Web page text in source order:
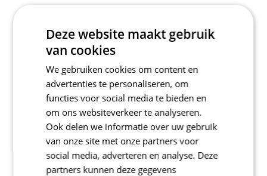
Deze website maakt gebruik
van cookies
We gebruiken cookies om content en
advertenties te personaliseren, om
functies voor social media te bieden en
om ons websiteverkeer te analyseren.
Ook delen we informatie over uw gebruik
van onze site met onze partners voor
social media, adverteren en analyse. Deze
partners kunnen deze gegevens